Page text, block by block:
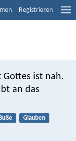
Registrieren
Gottes ist nah.
an das
Buße Glauben